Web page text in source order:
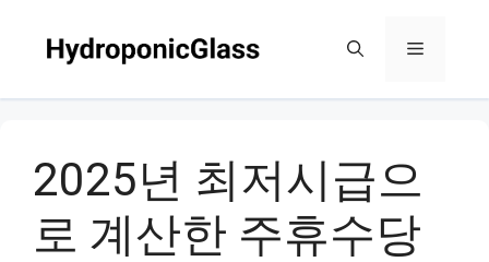
Menu
2025년 최저시급으
로 계산한 주휴수당